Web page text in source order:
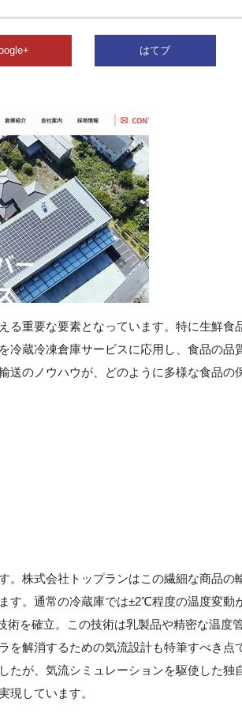
はてブ
る重要な要素となっています。特に生鮮食
冷蔵冷凍倉庫サービスに応用し、食品の品
送のノウハウが、どのように多様な食品の
。株式会社トップランはこの繊細な商品の
す。通常の冷蔵庫では±2℃程度の温度変動
を確立。この技術は乳製品や精密な温度
を解消するための気流設計も特筆すべき点
たが、気流シミュレーションを駆使した独
現しています。